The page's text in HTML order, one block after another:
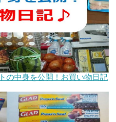
の中身を公開！お買い物日記